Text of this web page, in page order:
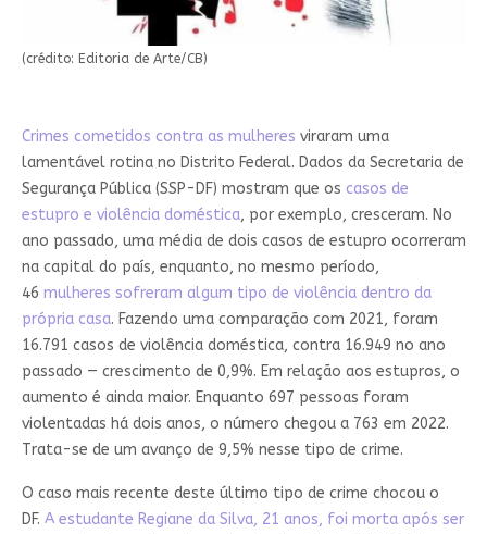
(crédito: Editoria de Arte/CB)
Crimes cometidos contra as mulheres viraram uma
lamentável rotina no Distrito Federal. Dados da Secretaria de
Segurança Pública (SSP-DF) mostram que os casos de
estupro e violência doméstica, por exemplo, cresceram. No
ano passado, uma média de dois casos de estupro ocorreram
na capital do país, enquanto, no mesmo período,
46 mulheres sofreram algum tipo de violência dentro da
própria casa. Fazendo uma comparação com 2021, foram
16.791 casos de violência doméstica, contra 16.949 no ano
passado — crescimento de 0,9%. Em relação aos estupros, o
aumento é ainda maior. Enquanto 697 pessoas foram
violentadas há dois anos, o número chegou a 763 em 2022.
Trata-se de um avanço de 9,5% nesse tipo de crime.
O caso mais recente deste último tipo de crime chocou o
DF. A estudante Regiane da Silva, 21 anos, foi morta após ser